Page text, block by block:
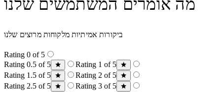
מה אומרים המשתמשים שלנו
ביקורות אמיתיות מלקוחות מרוצים שלנו
Rating 0 of 5
Rating 0.5 of 5
Rating 1 of 5
Rating 1.5 of 5
Rating 2 of 5
Rating 2.5 of 5
Rating 3 of 5